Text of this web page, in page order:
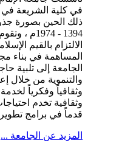
ذلك الحين بصورة
1394 -
الالتزام بالقيم
المساهمة في بناء
الجامعة إلى تلبية
والتنموية من خلال
وثقافياً وفكرياً
وثقافية تخدم
قدماً في برامج
المزيد عن الجامعة ...